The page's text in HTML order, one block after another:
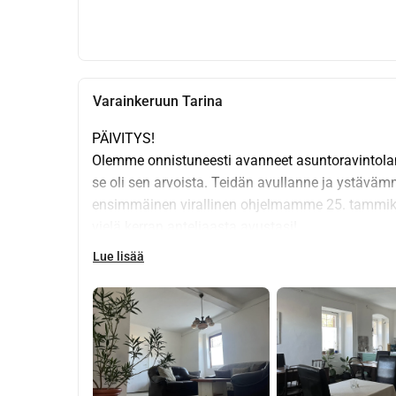
Varainkeruun Tarina
PÄIVITYS!
Olemme onnistuneesti avanneet
se oli sen arvoista. Teidän avullanne ja
ensimmäinen virallinen ohjelmamme 25.
Olemme olleet parhaita ystäviä yli 25 vuotta:
persoonallisuuksista, mutta kehitämme
haasteita ja onnellisia hetkiä, olemme kokeneet
toisiamme rakkaudella ja kunnioituksella.
Covid-ajan sulkujen aikana Abysilla oli loistava
Lue lisää